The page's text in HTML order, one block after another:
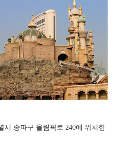
시 송파구 올림픽로 240에 위치한